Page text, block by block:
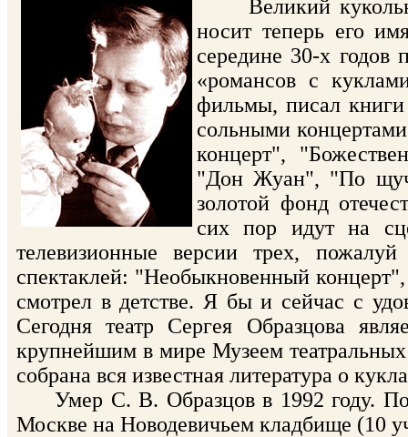
Великий
носит теперь его
середине 30-х годов
«романсов с
фильмы, писал
сольными
концерт",
"Дон Жуан", "По
золотой фонд
сих пор идут на
телевизионные версии трех,
спектаклей: "Необыкновенный
смотрел в детстве. Я бы и сейчас с
Сегодня театр Сергея Образцова
крупнейшим в мире Музеем
собрана вся известная литература о
Умер С. В. Образцов в 1992 году.
Москве на Новодевичьем кладбище (10